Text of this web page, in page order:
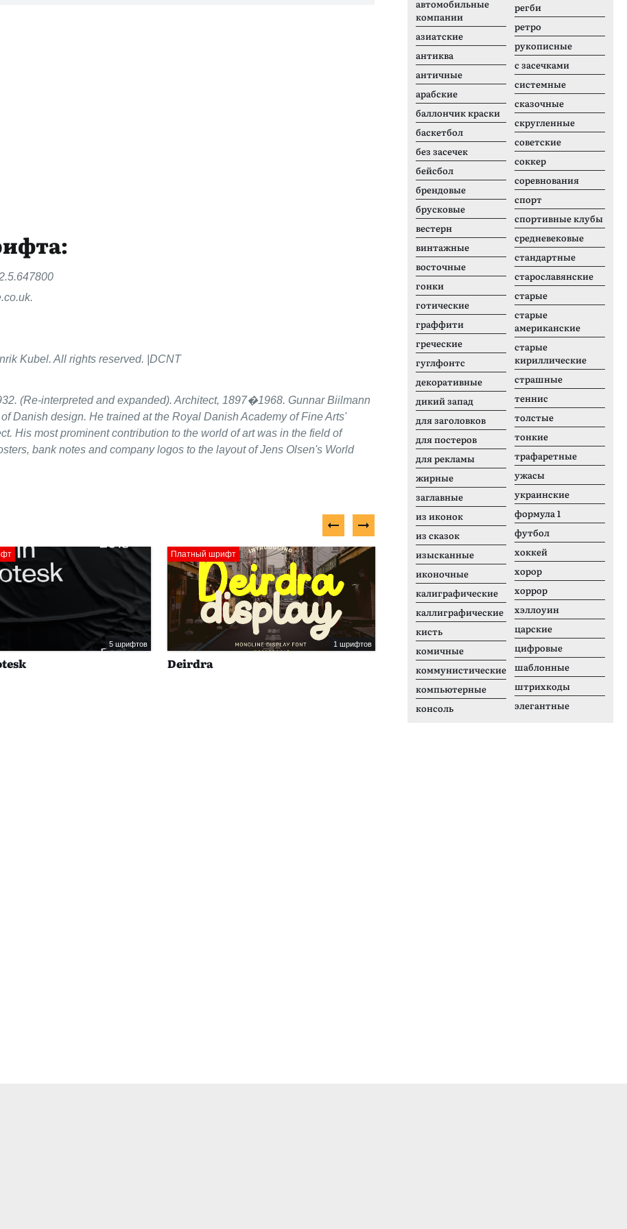
Kubel. All rights reserved. |DCNT
(Re-interpreted and expanded). Architect, 1897�1968. Gunnar Biilmann
Danish design. He trained at the Royal Danish Academy of Fine Arts'
His most prominent contribution to the world of art was in the field of
bank notes and company logos to the layout of Jens Olsen's World
5 шрифтов
Платный шрифт
1 шрифтов
Deirdra
Платный шрифт
Cat Line Art
автомобильные
компании
азиатские
антиква
античные
арабские
баллончик краски
баскетбол
без засечек
бейсбол
брендовые
брусковые
вестерн
винтажные
восточные
гонки
готические
граффити
греческие
гуглфонтс
декоративные
дикий запад
для заголовков
для постеров
для рекламы
жирные
заглавные
из иконок
из сказок
изысканные
иконочные
калиграфические
каллиграфические
кисть
комичные
коммунистические
компьютерные
консоль
регби
ретро
рукописные
с засечками
системные
сказочные
скругленные
советские
соккер
соревнования
спорт
спортивные клубы
средневековые
стандартные
старославянские
старые
старые
американские
старые
кириллические
страшные
теннис
толстые
тонкие
трафаретные
ужасы
украинские
формула 1
футбол
хоккей
хорор
хоррор
хэллоуин
царские
цифровые
шаблонные
штрихкоды
элегантные